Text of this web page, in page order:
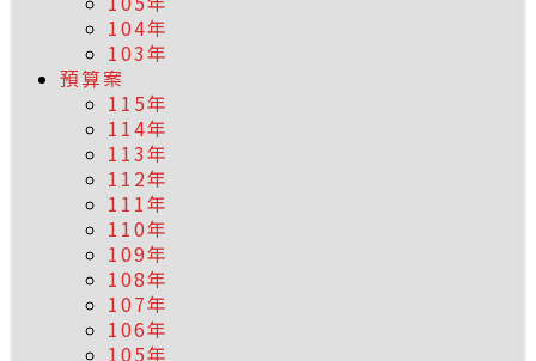
104年
103年
預算案
115年
114年
113年
112年
111年
110年
109年
108年
107年
106年
105年